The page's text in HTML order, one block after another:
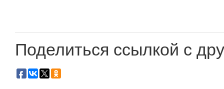
Поделиться ссылкой с